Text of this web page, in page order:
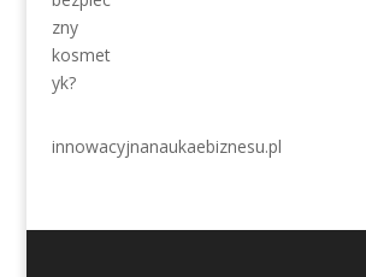
innowacyjnanaukaebiznesu.pl